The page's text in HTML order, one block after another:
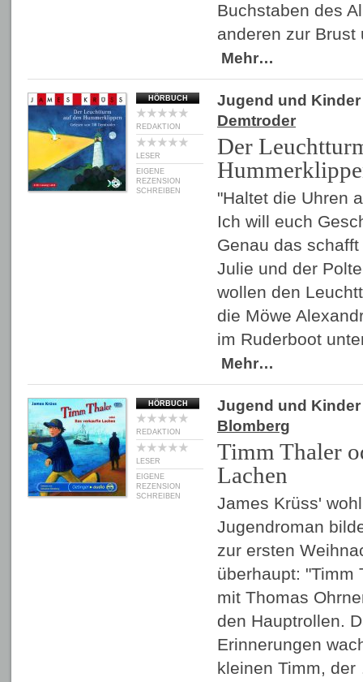
Buchstaben des
anderen zur
Mehr…
HÖRBUCH
REDAKTION
LESER
EIGENE
REZENSION
SCHREIBEN
Jugend und Kinder
Demtroder
Der
"Haltet die Uhren
Ich will euch
Genau das
Julie und der
wollen den
die Möwe
im Ruderboot
Mehr…
HÖRBUCH
REDAKTION
LESER
EIGENE
REZENSION
SCHREIBEN
Jugend und Kinder
Blomberg
Timm Thaler
Lachen
James Krüss'
Jugendroman
zur ersten
überhaupt: "Timm
mit Thomas
den Hauptrollen.
Erinnerungen
kleinen Timm,